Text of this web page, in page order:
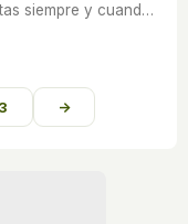
siempre y cuando
adecuadas.
3 →